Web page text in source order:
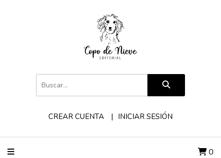
CREAR CUENTA INICIAR SESIÓN
0